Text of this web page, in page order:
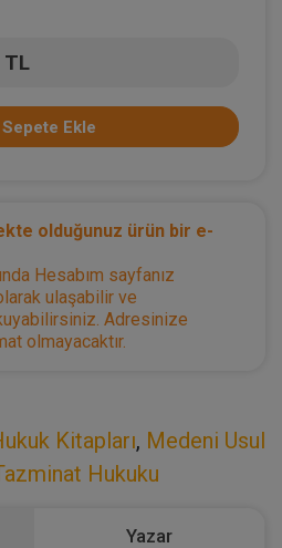
TL
Sepete Ekle
olduğunuz ürün bir e-
Hesabım sayfanız
ulaşabilir ve
Adresinize
olmayacaktır.
Kitapları, Medeni Usul
Hukuku
Yazar